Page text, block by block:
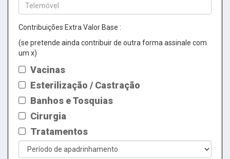
Contribuições Extra Valor Base :
(se pretende ainda contribuir de outra forma assinale com
um x)
Vacinas
Esterilização / Castração
Banhos e Tosquias
Cirurgia
Tratamentos